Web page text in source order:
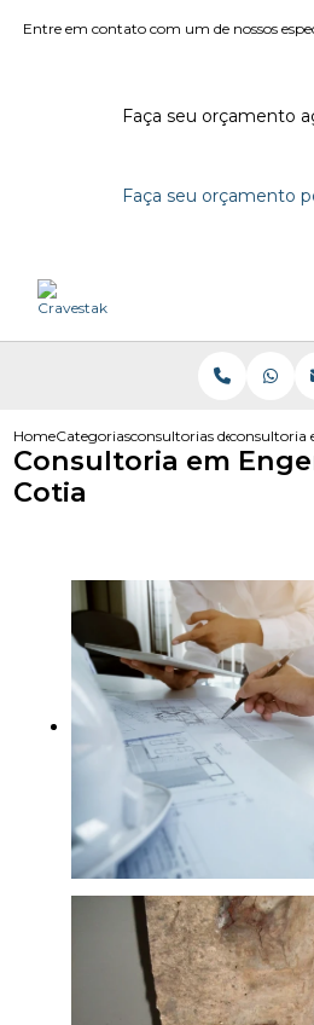
Entre em contato com um de nossos
Faça seu orçamento
Faça seu orçamento
HomeCategoriasconsultorias deconsultoria
Consultoria em
Cotia